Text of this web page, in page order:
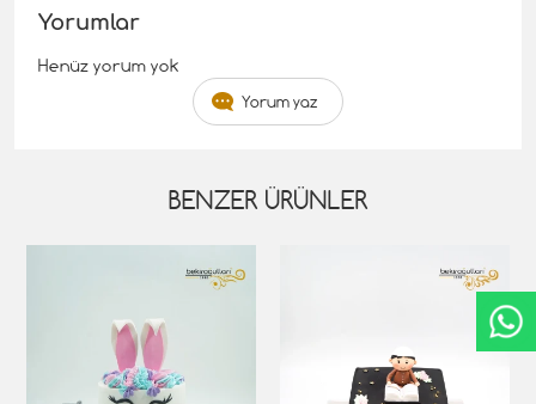
Yorumlar
Henüz yorum yok
Yorum yaz
BENZER ÜRÜNLER